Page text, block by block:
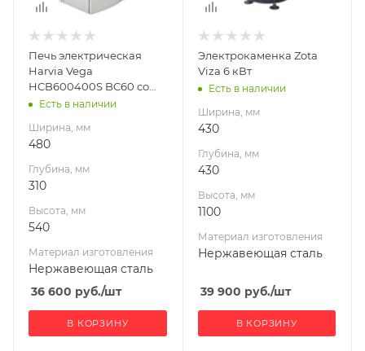
Материал
Нержавеющая
сталь
Масса камней, кг
20
Габариты В*Ш*Г мм
540x480x310
Гарантия, мес.
12
Мощность, кВт
6
Печь электрическая
Harvia Vega
HCB600400S BC60 со
встроенным пультом
Есть в наличии
Ширина, мм
480
Глубина, мм
310
Высота, мм
540
Материал изготовления
Нержавеющая сталь
36 600 руб./шт
В КОРЗИНУ
Материал
Нержавеющая
сталь
Масса камней, кг
Гарантия, мес.
Мощность, кВт
Электрокаменка Zota
Viza 6 кВт
Есть в наличии
Ширина, мм
430
Глубина, мм
430
Высота, мм
1100
Материал изготовления
Нержавеющая сталь
39 900 руб./шт
В КОРЗИНУ